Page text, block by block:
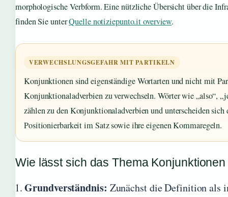
morphologische Verbform. Eine nützliche Übersicht über die
finden Sie unterQuelle notiziepunto.it overview.
VERWECHSLUNGSGEFAHR MIT PARTIKELN
Konjunktionen sind eigenständige Wortarten und nicht mit
Konjunktionaladverbien zu verwechseln. Wörter wie „also“,
zählen zu den Konjunktionaladverbien und unterscheiden
Positionierbarkeit im Satz sowie ihre eigenen Kommaregeln.
Wie lässt sich das Thema
Grundverständnis: Zunächst die Definition als